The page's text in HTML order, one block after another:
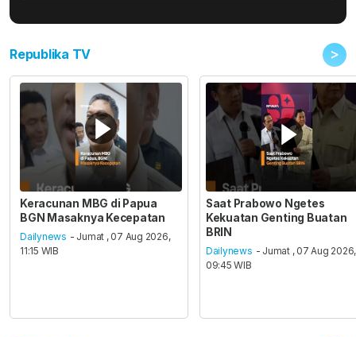
Republika TV >
Keracunan MBG di Papua
BGN Masaknya Kecepatan
Dailynews - Jumat , 07 Aug 2026,
11:15 WIB
Saat Prabowo Ngetes
Kekuatan Genting Buatan
BRIN
Dailynews - Jumat , 07 Aug 2026,
09:45 WIB